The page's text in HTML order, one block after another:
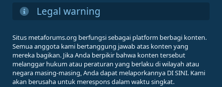
Legal warning
Situs metaforums.org berfungsi sebagai platform berbagi konten.
Semua anggota kami bertanggung jawab atas konten yang
mereka bagikan. Jika Anda berpikir bahwa konten tersebut
melanggar hukum atau peraturan yang berlaku di wilayah atau
negara masing-masing, Anda dapat melaporkannya DI SINI. Kami
akan berusaha untuk merespons dalam waktu singkat.